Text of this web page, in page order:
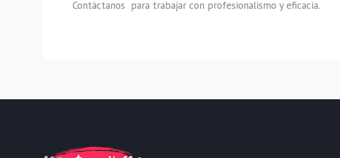
Contáctanos para trabajar con profesionalismo y eficacia.